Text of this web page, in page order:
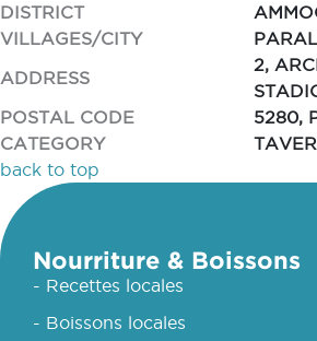
DISTRICT
VILLAGES/CITY
ADDRESS
2,
POSTAL CODE
5280,
CATEGORY
back to top
Nourriture & Boissons
- Recettes locales
- Boissons locales